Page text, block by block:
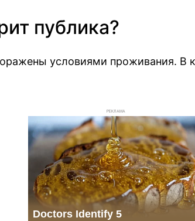
публика?
условиями проживания. В
РЕКЛАМА